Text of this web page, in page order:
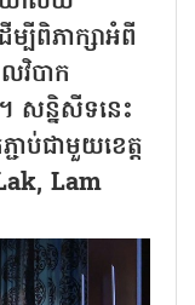
បីពិភាក្សាអំពី
វិបាក
សន្និសីទនេះ
ាប់ជាមួយខេត្ត
Lam